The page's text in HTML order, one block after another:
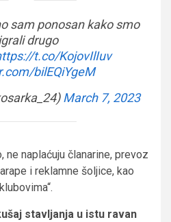
sam ponosan kako smo
drugo
t.co/KojovIlIuv
bilEQiYgeM
March 7, 2023
ne naplaćuju članarine, prevoz
i reklamne šoljice, kao
stavljanja u istu ravan